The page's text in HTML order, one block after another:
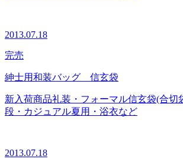
2013.07.18
完売
紳士用和装バッグ 信玄袋
新入荷商品礼装・フォーマル信玄袋(合切
段・カジュアル夏用・浴衣など
2013.07.18